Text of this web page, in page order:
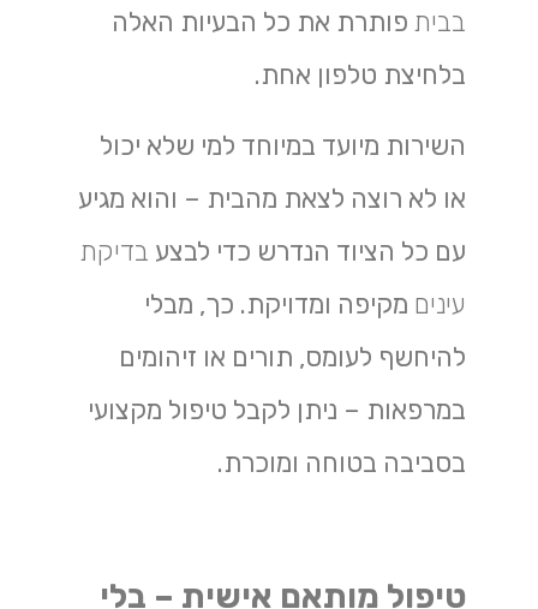
בבית פותרת את כל הבעיות האלה
בלחיצת טלפון אחת.
השירות מיועד במיוחד למי שלא יכול
או לא רוצה לצאת מהבית – והוא מגיע
עם כל הציוד הנדרש כדי לבצע בדיקת
עינים מקיפה ומדויקת. כך, מבלי
להיחשף לעומס, תורים או זיהומים
במרפאות – ניתן לקבל טיפול מקצועי
בסביבה בטוחה ומוכרת.
טיפול מותאם אישית – בלי